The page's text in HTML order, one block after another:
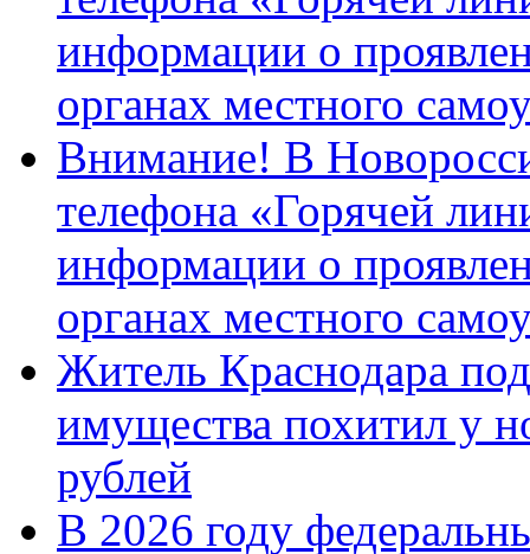
информации о
органах местного
Внимание! В
телефона «Горячей
информации о
органах местного
Житель Краснодара
имущества похитил у
рублей
В 2026 году